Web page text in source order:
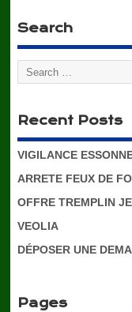
Search
Recent Posts
VIGILANCE
ARRETE FEUX DE
OFFRE TREMPLIN
VEOLIA
DÉPOSER UNE
Pages